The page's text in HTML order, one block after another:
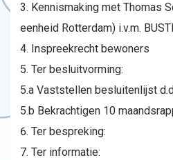
Kennismaking met Thomas
eenheid Rotterdam) i.v.m.
Inspreekrecht bewoners
Ter besluitvorming:
5.a Vaststellen besluitenlijst
5.b Bekrachtigen 10
Ter bespreking:
Ter informatie: